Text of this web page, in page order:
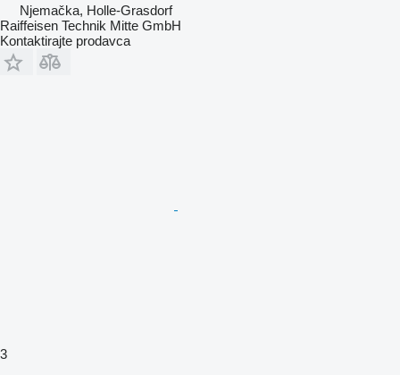
Njemačka, Holle-Grasdorf
Raiffeisen Technik Mitte GmbH
Kontaktirajte prodavca
3